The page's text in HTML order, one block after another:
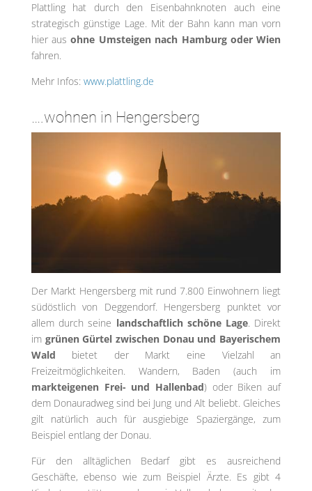
Plattling hat durch den Eisenbahnknoten auch eine
strategisch günstige Lage. Mit der Bahn kann man vorn
hier ausohne Umsteigen nach Hamburg oder Wien
fahren.
Mehr Infos: www.plattling.de
….wohnen in Hengersberg
Der Markt Hengersberg mit rund 7.800 Einwohnern liegt
südöstlich von Deggendorf. Hengersberg punktet vor
allem durch seine landschaftlich schöne Lage. Direkt
im grünen Gürtel zwischen Donau und Bayerischem
Wald bietet der Markt eine Vielzahl an
Freizeitmöglichkeiten. Wandern, Baden (auch im
markteigenen Frei- und Hallenbad) oder Biken auf
dem Donauradweg sind bei Jung und Alt beliebt. Gleiches
gilt natürlich auch für ausgiebige Spaziergänge, zum
Beispiel entlang der Donau.
Für den alltäglichen Bedarf gibt es ausreichend
Geschäfte, ebenso wie zum Beispiel Ärzte. Es gibt 4